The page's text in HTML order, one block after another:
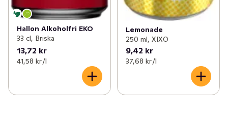
Hallon Alkoholfri EKO
33 cl, Briska
13,72 kr
41,58 kr /l
Lemonade
250 ml, XIXO
9,42 kr
37,68 kr /l